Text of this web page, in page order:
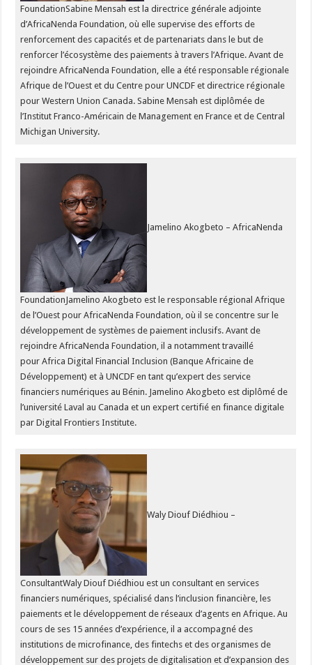
FoundationSabine Mensah est la directrice générale adjointe
d’AfricaNenda Foundation, où elle supervise des efforts de
renforcement des capacités et de partenariats dans le but de
renforcer l’écosystème des paiements à travers l’Afrique. Avant de
rejoindre AfricaNenda Foundation, elle a été responsable régionale
Afrique de l’Ouest et du Centre pour UNCDF et directrice régionale
pour Western Union Canada. Sabine Mensah est diplômée de
l’Institut Franco-Américain de Management en France et de Central
Michigan University.
Jamelino Akogbeto – AfricaNenda
FoundationJamelino Akogbeto est le responsable régional Afrique
de l’Ouest pour AfricaNenda Foundation, où il se concentre sur le
développement de systèmes de paiement inclusifs. Avant de
rejoindre AfricaNenda Foundation, il a notamment travaillé
pour Africa Digital Financial Inclusion (Banque Africaine de
Développement) et à UNCDF en tant qu’expert des service
financiers numériques au Bénin. Jamelino Akogbeto est diplômé de
l’université Laval au Canada et un expert certifié en finance digitale
par Digital Frontiers Institute.
Waly Diouf Diédhiou –
ConsultantWaly Diouf Diédhiou est un consultant en services
financiers numériques, spécialisé dans l’inclusion financière, les
paiements et le développement de réseaux d’agents en Afrique. Au
cours de ses 15 années d’expérience, il a accompagné des
institutions de microfinance, des fintechs et des organismes de
développement sur des projets de digitalisation et d’expansion des